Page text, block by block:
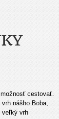
cestovať.
nášho Boba,
veľký vrh